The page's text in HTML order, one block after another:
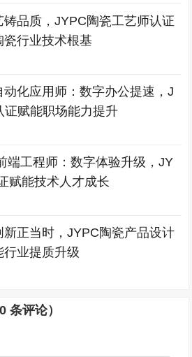
铸品质，JYPC陶瓷工艺师认证
瓷行业技术根基
动化应用师：数字办公提速，J
证赋能职场能力提升
端工程师：数字体验升级，JY
赋能技术人才成长
新正当时，JYPC陶瓷产品设计
行业提质升级
0 条评论）